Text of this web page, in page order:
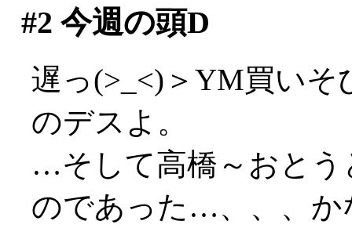
#2 今週の頭D
遅っ(>_<)＞YM買い
のデスよ。
…そして高橋～おとう
のであった…、、、か